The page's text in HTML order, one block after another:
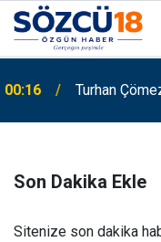
Turhan
00:09
feci kaza
Son Dakika Ekle
Sitenize son dakika